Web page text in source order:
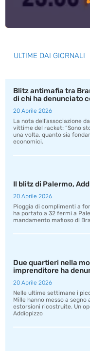
ULTIME DAI GIORNALI
Blitz antimafia tra
di chi ha denunciato
20 Aprile 2026
La nota dell’associazione
vittime del racket: “Sono
una volta, quanto sia
economici.
Il blitz di Palermo,
20 Aprile 2026
Pioggia di complimenti a
ha portato a 32 fermi a
mandamento mafioso di
Due quartieri nella
imprenditore ha
20 Aprile 2026
Nelle ultime settimane i
Mille hanno messo a
estorsioni ricostruite. Un
Addiopizzo